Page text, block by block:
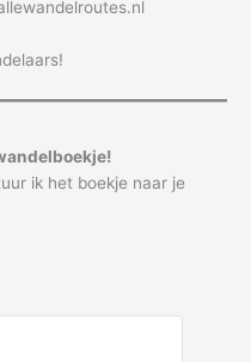
ik het boekje naar je